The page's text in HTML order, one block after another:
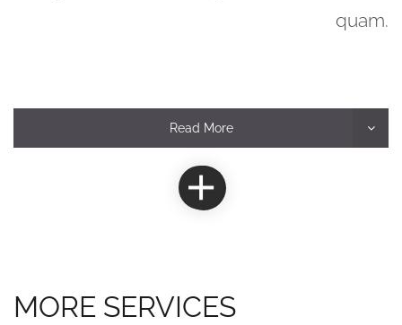
quam.
Read More
MORE SERVICES